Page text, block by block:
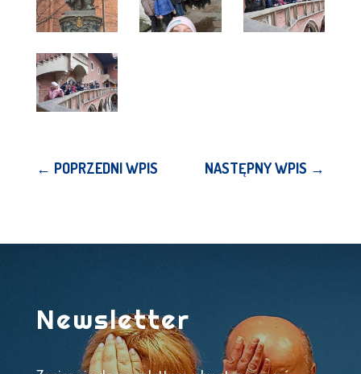
← POPRZEDNI WPIS NASTĘPNY WPIS →
Newsletter